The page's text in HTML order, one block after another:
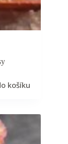
košíku